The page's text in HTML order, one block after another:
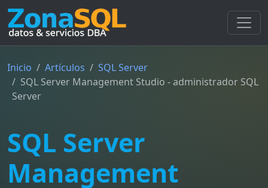
Inicio Artículos
SQL Server
SQL Server Management Studio - administrador SQL
Server
SQL Server
Management